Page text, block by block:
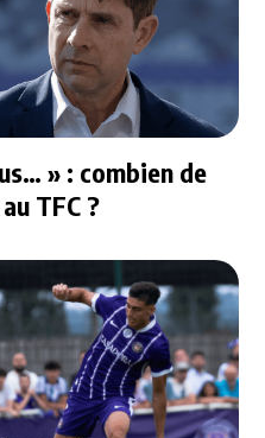
» : combien de
TFC ?